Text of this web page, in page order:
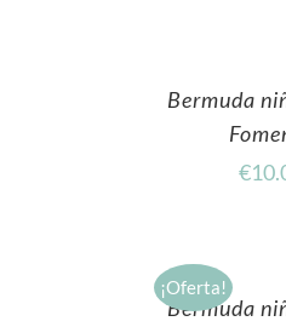
Bermuda
€
¡Oferta!
Bermuda